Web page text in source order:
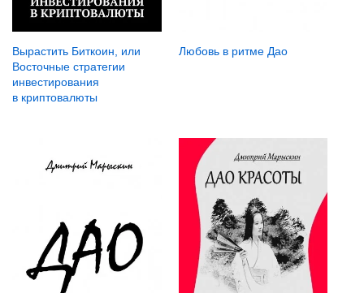
Вырастить Биткоин, или
Восточные стратегии
инвестирования
в криптовалюты
Любовь в ритме Дао